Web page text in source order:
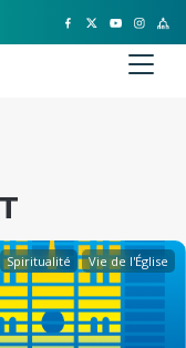
Spiritualité Vie de l'Église